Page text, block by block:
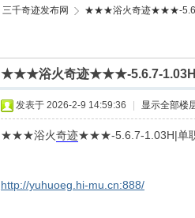
三千奇迹发布网
›
★★★浴火奇迹★★★-
★★★浴火奇迹★★★-5.6.7-1.03H|
发表于 2026-2-9 14:59:36 显示全部楼
★★★浴火奇迹★★★-5.6.7-1.03H|单职
http://yuhuoeg.hi-mu.cn:888/